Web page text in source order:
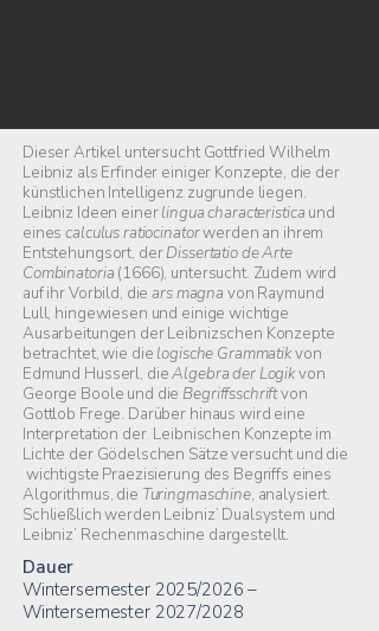
Dieser Artikel untersucht Gottfried Wilhelm
Leibniz als Erfinder einiger Konzepte, die der
künstlichen Intelligenz zugrunde liegen.
Leibniz Ideen einerlingua characteristica und
einescalculus ratiocinatorwerden an ihrem
Entstehungsort, derDissertatio de Arte
Combinatoria (1666), untersucht. Zudem wird
auf ihr Vorbild, diears magna von Raymund
Lull, hingewiesen und einige wichtige
Ausarbeitungen der Leibnizschen Konzepte
betrachtet, wie die logische Grammatikvon
Edmund Husserl, dieAlgebra der Logikvon
George Boole und dieBegriffsschriftvon
Gottlob Frege. Darüber hinaus wird eine
Interpretation der Leibnischen Konzepte im
Lichte der Gödelschen Sätze versucht und die
wichtigste Praezisierung des Begriffs eines
Algorithmus, die Turingmaschine, analysiert.
Schließlich werden Leibniz’ Dualsystem und
Leibniz’ Rechenmaschine dargestellt.
Dauer
Wintersemester 2025/2026 –
Wintersemester 2027/2028